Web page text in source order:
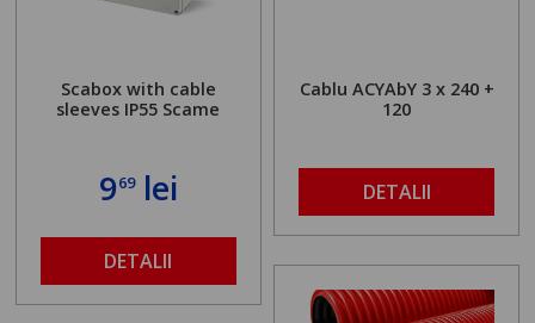
Scabox with cable
sleeves IP55 Scame
969lei
DETALII
Cablu ACYAbY 3 x 240 +
120
DETALII